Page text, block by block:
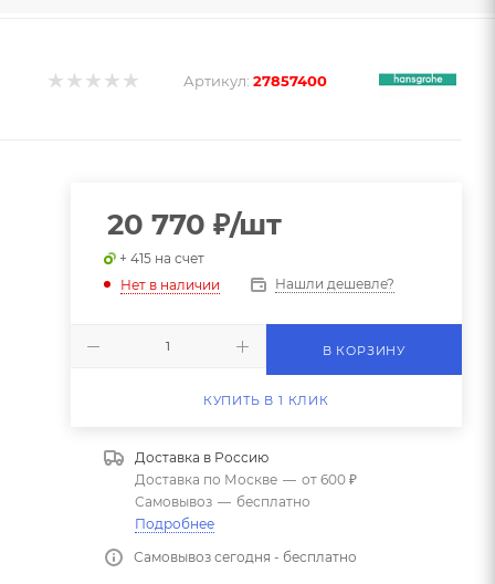
Артикул: 27857400
20 770 ₽/шт
+ 415 на счет
Нет в наличии
Нашли дешевле?
В КОРЗИНУ
КУПИТЬ В 1 КЛИК
Доставка в Россию
Доставка по Москве — от 600 ₽
Самовывоз — бесплатно
Подробнее
Самовывоз сегодня - бесплатно